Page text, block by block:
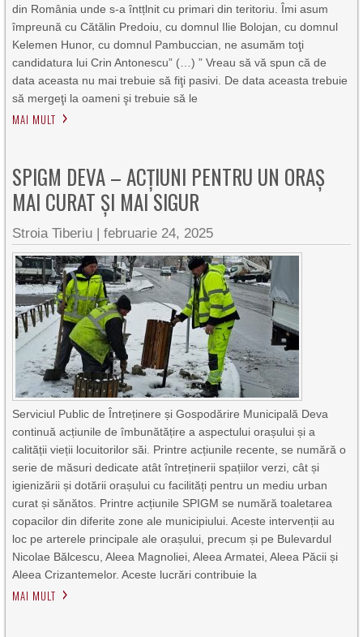
din România unde s-a întțlnit cu primari din teritoriu. Îmi asum
împreună cu Cătălin Predoiu, cu domnul Ilie Bolojan, cu domnul
Kelemen Hunor, cu domnul Pambuccian, ne asumăm toţi
candidatura lui Crin Antonescu” (…) ” Vreau să vă spun că de
data aceasta nu mai trebuie să fiţi pasivi. De data aceasta trebuie
să mergeţi la oameni şi trebuie să le
MAI MULT
SPIGM DEVA – ACȚIUNI PENTRU UN ORAȘ
MAI CURAT ȘI MAI SIGUR
Stroia Tiberiu |februarie 24, 2025
Serviciul Public de Întreținere și Gospodărire Municipală Deva
continuă acțiunile de îmbunătățire a aspectului orașului și a
calității vieții locuitorilor săi. Printre acțiunile recente, se numără o
serie de măsuri dedicate atât întreținerii spațiilor verzi, cât și
igienizării și dotării orașului cu facilități pentru un mediu urban
curat și sănătos. Printre acțiunile SPIGM se numără toaletarea
copacilor din diferite zone ale municipiului. Aceste intervenții au
loc pe arterele principale ale orașului, precum și pe Bulevardul
Nicolae Bălcescu, Aleea Magnoliei, Aleea Armatei, Aleea Păcii și
Aleea Crizantemelor. Aceste lucrări contribuie la
MAI MULT